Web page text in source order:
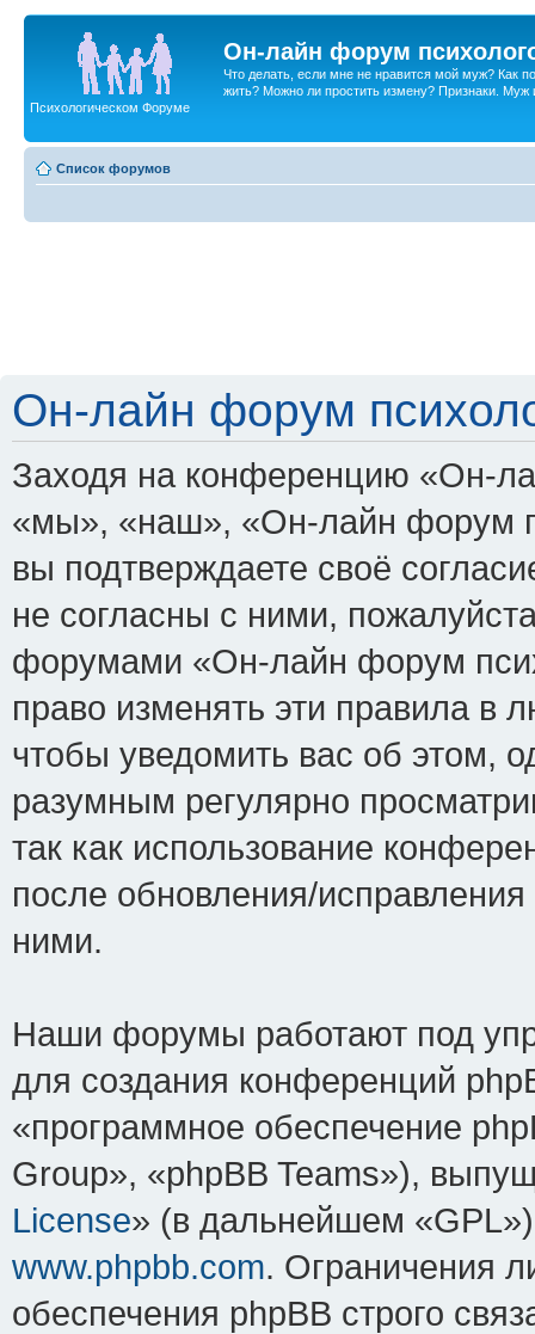
Он-лайн форум
Что делать, если мне не нравится мой муж? Как
жить? Можно ли простить измену? Признаки. Муж
Психологическом Форуме
Список форумов
Он-лайн форум
Заходя на конференцию «Он-
«мы», «наш», «Он-лайн форум
вы подтверждаете своё
не согласны с ними,
форумами «Он-лайн форум
право изменять эти правила в
чтобы уведомить вас об этом,
разумным регулярно
так как использование
после обновления/
ними.
Наши форумы работают под
для создания конференций
«программное обеспечение
Group», «phpBB Teams»),
License» (в дальнейшем
www.phpbb.com. Ограничения
обеспечения phpBB строго